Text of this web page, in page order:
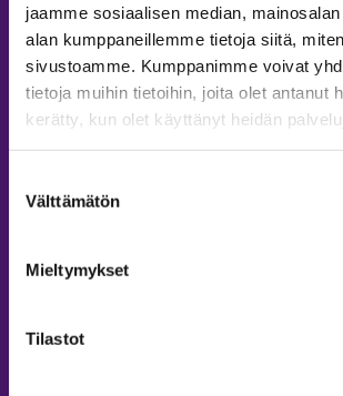
jaamme sosiaalisen median,
alan kumppaneillemme tietoja siitä,
sivustoamme. Kumppanimme voivat
tietoja muihin tietoihin, joita olet antanut
kerätty, kun olet käyttänyt heidän
valinta
Välttämätön
Mieltymykset
Tilastot
MAJOITUS